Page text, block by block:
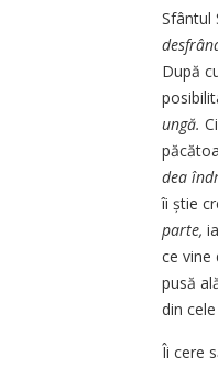
Sfântul
După
ungă.
dea
îi știe
parte,
ce vine
pusă
din
Îi cere